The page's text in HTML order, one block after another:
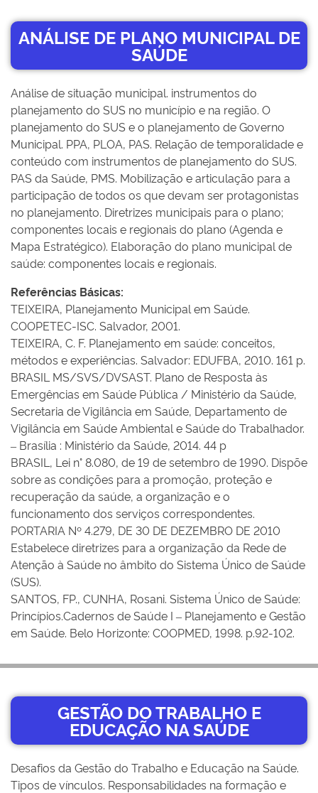
ANÁLISE DE PLANO MUNICIPAL DE
SAÚDE
Análise de situação municipal. instrumentos do
planejamento do SUS no município e na região. O
planejamento do SUS e o planejamento de Governo
Municipal. PPA, PLOA, PAS. Relação de temporalidade e
conteúdo com instrumentos de planejamento do SUS.
PAS da Saúde, PMS. Mobilização e articulação para a
participação de todos os que devam ser protagonistas
no planejamento. Diretrizes municipais para o plano;
componentes locais e regionais do plano (Agenda e
Mapa Estratégico). Elaboração do plano municipal de
saúde: componentes locais e regionais.
Referências Básicas:
TEIXEIRA, Planejamento Municipal em Saúde.
COOPETEC-ISC. Salvador, 2001.
TEIXEIRA, C. F. Planejamento em saúde: conceitos,
métodos e experiências. Salvador: EDUFBA, 2010. 161 p.
BRASIL MS/SVS/DVSAST. Plano de Resposta às
Emergências em Saúde Pública / Ministério da Saúde,
Secretaria de Vigilância em Saúde, Departamento de
Vigilância em Saúde Ambiental e Saúde do Trabalhador.
– Brasília : Ministério da Saúde, 2014. 44 p
BRASIL, Lei n° 8.080, de 19 de setembro de 1990. Dispõe
sobre as condições para a promoção, proteção e
recuperação da saúde, a organização e o
funcionamento dos serviços correspondentes.
PORTARIA Nº 4.279, DE 30 DE DEZEMBRO DE 2010
Estabelece diretrizes para a organização da Rede de
Atenção à Saúde no âmbito do Sistema Único de Saúde
(SUS).
SANTOS, FP., CUNHA, Rosani. Sistema Único de Saúde:
Princípios.Cadernos de Saúde I – Planejamento e Gestão
em Saúde. Belo Horizonte: COOPMED, 1998. p.92-102.
GESTÃO DO TRABALHO E
EDUCAÇÃO NA SAÚDE
Desafios da Gestão do Trabalho e Educação na Saúde.
Tipos de vínculos. Responsabilidades na formação e